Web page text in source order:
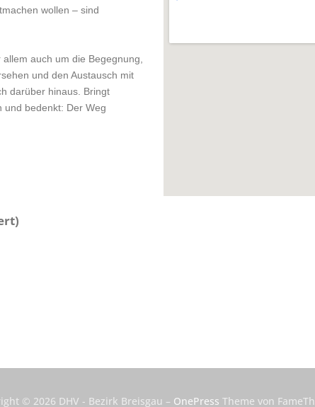
wollen – sind
auch um die Begegnung,
und den Austausch mit
darüber hinaus. Bringt
und bedenkt: Der Weg
© 2026 DHV - Bezirk Breisgau – OnePress Theme von